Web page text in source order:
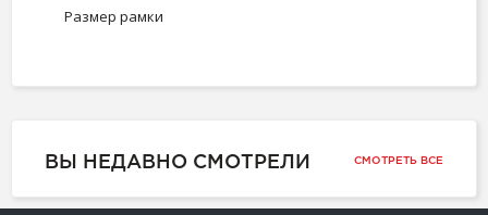
Размер рамки
ВЫ НЕДАВНО СМОТРЕЛИ СМОТРЕТЬ ВСЕ